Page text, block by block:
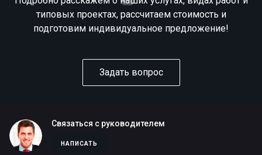
типовых проектах, рассчитаем стоимость и
подготовим индивидуальное предложение!
Задать вопрос
Связаться с руководителем
НАПИСАТЬ